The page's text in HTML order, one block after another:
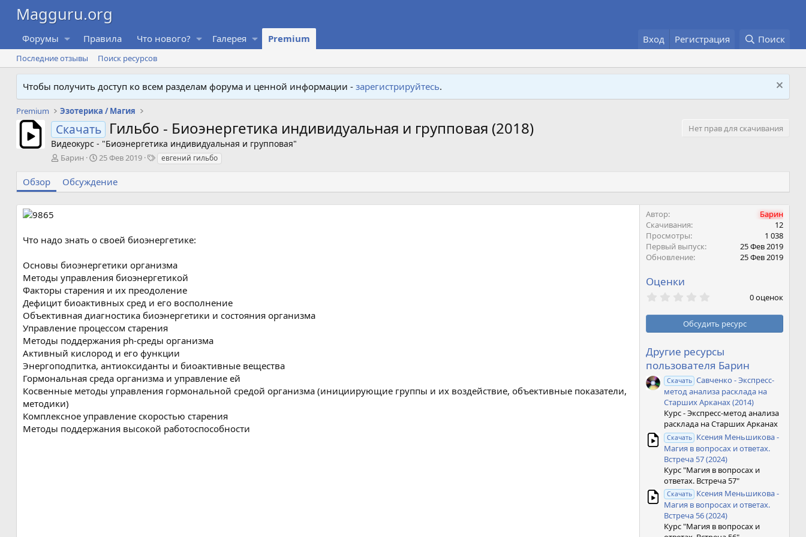
Форумы Правила Что нового? Галерея Premium Вход Регистрация Поиск
Последние отзывы Поиск ресурсов
Чтобы получить доступ ко всем разделам форума и ценной информации - зарегистрируйтесь.
Premium Эзотерика / Магия
Скачать Гильбо - Биоэнергетика индивидуальная и групповая (2018) Нет прав для скачивания
Видеокурс - "Биоэнергетика индивидуальная и групповая"
А
т
о
Барин
Д
т
а
а
и
я
25 Фев 2019
Т
и
евгений гильбо
Обзор Обсуждение
Что надо знать о своей биоэнергетике:
Основы биоэнергетики организма
Методы управления биоэнергетикой
Факторы старения и их преодоление
Дефицит биоактивных сред и его восполнение
Объективная диагностика биоэнергетики и состояния организма
Управление процессом старения
Методы поддержания ph-среды организма
Активный кислород и его функции
Энергоподпитка, антиоксиданты и биоактивные вещества
Гормональная среда организма и управление ей
Косвенные методы управления гормональной средой организма (инициирующие группы и их воздействие, объективные показатели,
методики)
Комплексное управление скоростью старения
Методы поддержания высокой работоспособности
Автор
Барин
Скачивания
12
Просмотры
1 038
Первый выпуск
25 Фев 2019
Обновление
25 Фев 2019
Оценки
0
0
з
ё
з
д
0 оценок
Обсудить ресурс
Другие ресурсы
пользователя Барин
Скачать Савченко - Экспресс-
метод анализа расклада на
Старших Арканах (2014)
Курс - Экспресс-метод анализа
расклада на Старших Арканах
Скачать Ксения Меньшикова -
Магия в вопросах и ответах.
Встреча 57 (2024)
Курс "Магия в вопросах и
ответах. Встреча 57"
Скачать Ксения Меньшикова -
Магия в вопросах и ответах.
Встреча 56 (2024)
Курс "Магия в вопросах и